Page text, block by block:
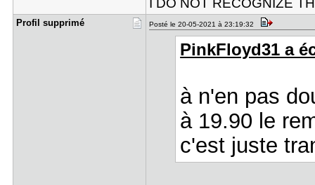
I DO NOT RECOGNIZE
Profil sup​primé Posté le 20-05-2021 à 23:19:32
PinkFloyd31 a
à n'en pas
à 19.90 le
c'est juste